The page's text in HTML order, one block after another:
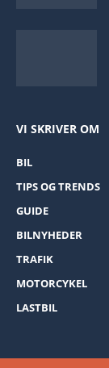
VI SKRIVER OM
BIL
TIPS OG TRENDS
GUIDE
BILNYHEDER
TRAFIK
MOTORCYKEL
LASTBIL